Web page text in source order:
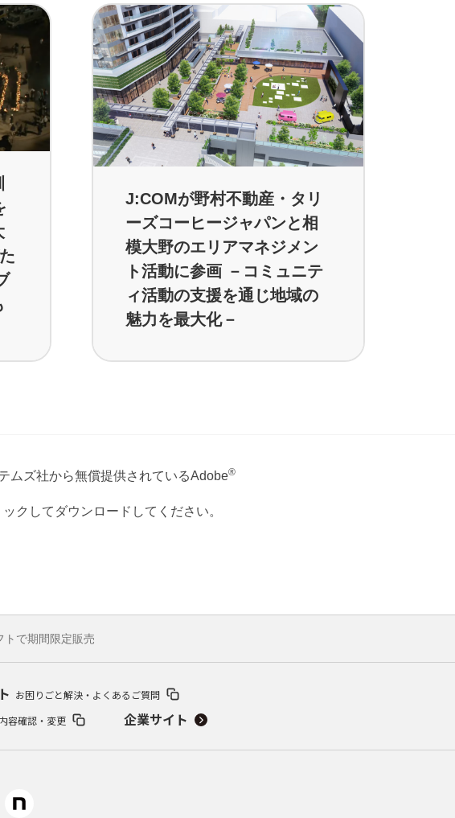
J:COMが野村不動産・タリ
ーズコーヒージャパンと相
模大野のエリアマネジメン
ト活動に参画 －コミュニテ
ィ活動の支援を通じ地域の
魅力を最大化－
ムズ社から無償提供されているAdobe®
クしてダウンロードしてください。
トで期間限定販売
お困りごと解決・よくあるご質問
容確認・変更 企業サイト